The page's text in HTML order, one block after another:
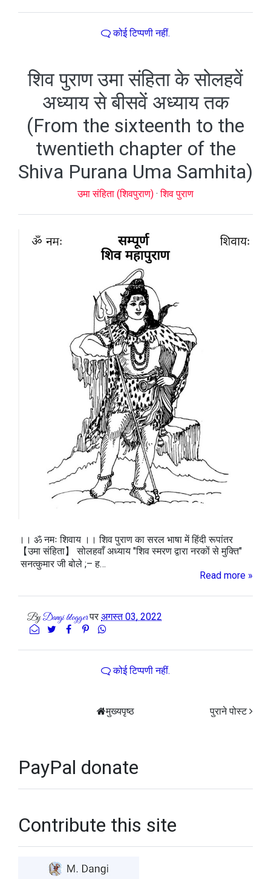
कोई टिप्पणी नहीं.
शिव पुराण उमा संहिता के सोलहवें
अध्याय से बीसवें अध्याय तक
(From the sixteenth to the
twentieth chapter of the
Shiva Purana Uma Samhita)
उमा संहिता (शिवपुराण) ·शिव पुराण
।। ॐ नमः शिवाय ।। शिव पुराण का सरल भाषा में हिंदी रूपांतर
【उमा संहिता】 सोलहवाँ अध्याय "शिव स्मरण द्वारा नरकों से मुक्ति"
सनत्कुमार जी बोले ;– ह…
Read more »
ByDangi bloggerपर अगस्त 03, 2022
कोई टिप्पणी नहीं.
पुराने पोस्ट
मुख्यपृष्ठ
PayPal donate
Contribute this site